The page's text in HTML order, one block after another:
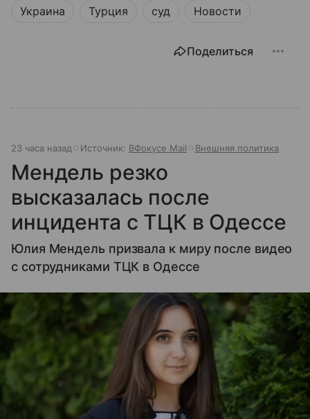
Украина Турция суд Новости
Поделиться
23 часа назад Источник: ВФокусе Mail Внешняя политика
Мендель резко
высказалась после
инцидента с ТЦК в Одессе
Юлия Мендель призвала к миру после видео
с сотрудниками ТЦК в Одессе